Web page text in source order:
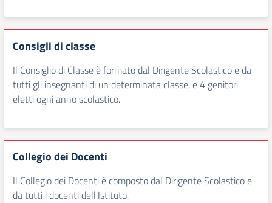
Consigli di classe
Il Consiglio di Classe è formato dal Dirigente Scolastico e da
tutti gli insegnanti di un determinata classe, e 4 genitori
eletti ogni anno scolastico.
Collegio dei Docenti
Il Collegio dei Docenti è composto dal Dirigente Scolastico e
da tutti i docenti dell'Istituto.